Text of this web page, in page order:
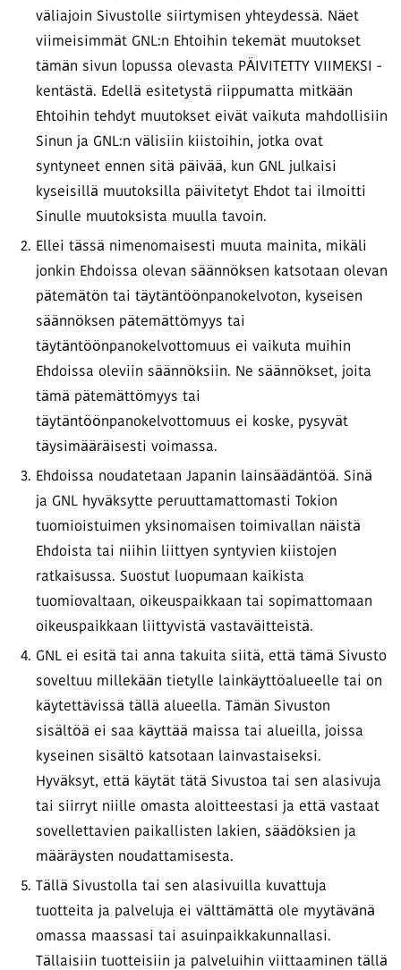
väliajoin Sivustolle siirtymisen yhteydessä. Näet
viimeisimmät GNL:n Ehtoihin tekemät muutokset
tämän sivun lopussa olevasta PÄIVITETTY VIIMEKSI -
kentästä. Edellä esitetystä riippumatta mitkään
Ehtoihin tehdyt muutokset eivät vaikuta mahdollisiin
Sinun ja GNL:n välisiin kiistoihin, jotka ovat
syntyneet ennen sitä päivää, kun GNL julkaisi
kyseisillä muutoksilla päivitetyt Ehdot tai ilmoitti
Sinulle muutoksista muulla tavoin.
Ellei tässä nimenomaisesti muuta mainita, mikäli
jonkin Ehdoissa olevan säännöksen katsotaan olevan
pätemätön tai täytäntöönpanokelvoton, kyseisen
säännöksen pätemättömyys tai
täytäntöönpanokelvottomuus ei vaikuta muihin
Ehdoissa oleviin säännöksiin. Ne säännökset, joita
tämä pätemättömyys tai
täytäntöönpanokelvottomuus ei koske, pysyvät
täysimääräisesti voimassa.
Ehdoissa noudatetaan Japanin lainsäädäntöä. Sinä
ja GNL hyväksytte peruuttamattomasti Tokion
tuomioistuimen yksinomaisen toimivallan näistä
Ehdoista tai niihin liittyen syntyvien kiistojen
ratkaisussa. Suostut luopumaan kaikista
tuomiovaltaan, oikeuspaikkaan tai sopimattomaan
oikeuspaikkaan liittyvistä vastaväitteistä.
GNL ei esitä tai anna takuita siitä, että tämä Sivusto
soveltuu millekään tietylle lainkäyttöalueelle tai on
käytettävissä tällä alueella. Tämän Sivuston
sisältöä ei saa käyttää maissa tai alueilla, joissa
kyseinen sisältö katsotaan lainvastaiseksi.
Hyväksyt, että käytät tätä Sivustoa tai sen alasivuja
tai siirryt niille omasta aloitteestasi ja että vastaat
sovellettavien paikallisten lakien, säädöksien ja
määräysten noudattamisesta.
Tällä Sivustolla tai sen alasivuilla kuvattuja
tuotteita ja palveluja ei välttämättä ole myytävänä
omassa maassasi tai asuinpaikkakunnallasi.
Tällaisiin tuotteisiin ja palveluihin viittaaminen tällä